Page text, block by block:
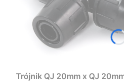
Trójnik QJ 20mm x QJ